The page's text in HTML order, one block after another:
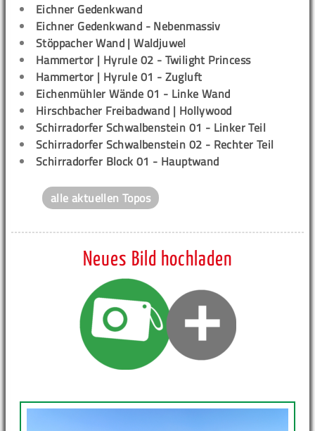
Eichner Gedenkwand
Eichner Gedenkwand - Nebenmassiv
Stöppacher Wand | Waldjuwel
Hammertor | Hyrule 02 - Twilight Princess
Hammertor | Hyrule 01 - Zugluft
Eichenmühler Wände 01 - Linke Wand
Hirschbacher Freibadwand | Hollywood
Schirradorfer Schwalbenstein 01 - Linker Teil
Schirradorfer Schwalbenstein 02 - Rechter Teil
Schirradorfer Block 01 - Hauptwand
alle aktuellen Topos
Neues Bild hochladen